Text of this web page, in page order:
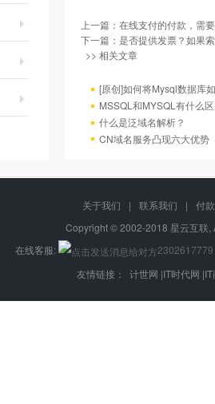
上一篇： 在线支付的付款，需
下一篇： 是否提供发票？如果
>> 相关文章
[原创]如何将Mysql数据库
MSSQL和MYSQL有什么
什么是泛域名解析？
CN域名服务凸现六大优势
关于我们 | 联系我们 |
付
Copyright © 2002-2018 星云互
在线客服:
2302617779
友情链接： 计世网 |IT时代网 |